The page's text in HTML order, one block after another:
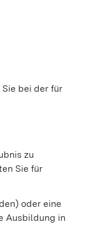
bei der für
zu
Sie für
oder eine
Ausbildung in